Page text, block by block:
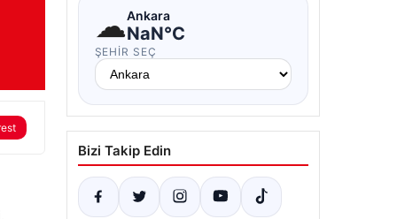
☁Ankara
NaN°C
ŞEHIR SEÇ
Bizi Takip Edin